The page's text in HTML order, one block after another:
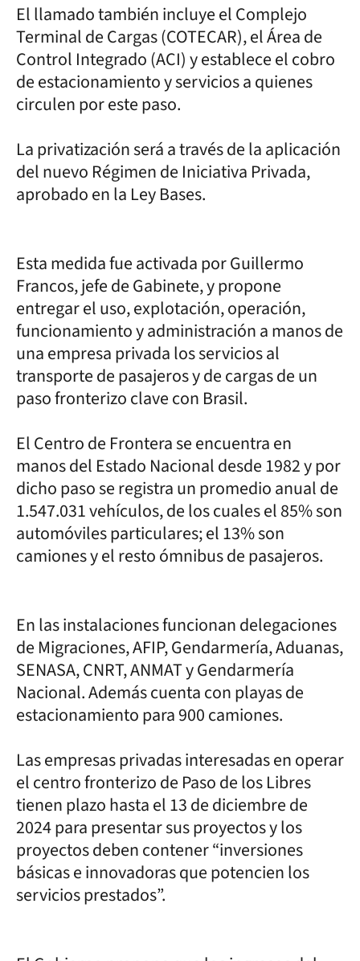
El llamado también incluye el Complejo
Terminal de Cargas (COTECAR), el Área de
Control Integrado (ACI) y establece el cobro
de estacionamiento y servicios a quienes
circulen por este paso.
La privatización será a través de la aplicación
del nuevo Régimen de Iniciativa Privada,
aprobado en la Ley Bases.
Esta medida fue activada por Guillermo
Francos, jefe de Gabinete, y propone
entregar el uso, explotación, operación,
funcionamiento y administración a manos de
una empresa privada los servicios al
transporte de pasajeros y de cargas de un
paso fronterizo clave con Brasil.
El Centro de Frontera se encuentra en
manos del Estado Nacional desde 1982 y por
dicho paso se registra un promedio anual de
1.547.031 vehículos, de los cuales el 85% son
automóviles particulares; el 13% son
camiones y el resto ómnibus de pasajeros.
En las instalaciones funcionan delegaciones
de Migraciones, AFIP, Gendarmería, Aduanas,
SENASA, CNRT, ANMAT y Gendarmería
Nacional. Además cuenta con playas de
estacionamiento para 900 camiones.
Las empresas privadas interesadas en operar
el centro fronterizo de Paso de los Libres
tienen plazo hasta el 13 de diciembre de
2024 para presentar sus proyectos y los
proyectos deben contener “inversiones
básicas e innovadoras que potencien los
servicios prestados”.